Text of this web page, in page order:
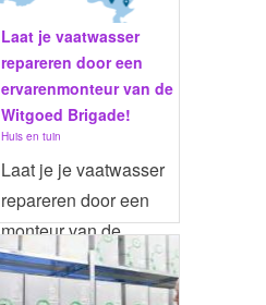
Laat je vaatwasser
repareren door een
ervarenmonteur van de
Witgoed Brigade!
Huis en tuin
Laat je je vaatwasser
repareren door een
monteur van de
Witgoed Brigade? Je
weet...
Website | Meer info...